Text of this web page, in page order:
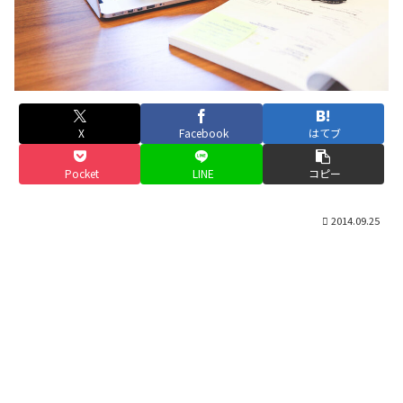
X Facebook はてブ
Pocket LINE コピー
2014.09.25